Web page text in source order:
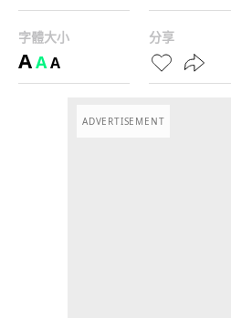
字體大小
AAA
分享
ADVERTISEMENT